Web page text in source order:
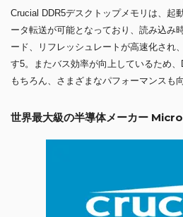
Crucial DDR5デスクトップメモリは、起
ータ転送が可能となっており、読み込み
ード、リフレッシュレートが高速化され
す5。またバス効率が向上しているため
もちろん、さまざまなパフォーマンスも
世界最大級の半導体メーカー